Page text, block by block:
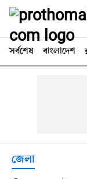
সর্বশেষ বাংলাদেশ
জেলা